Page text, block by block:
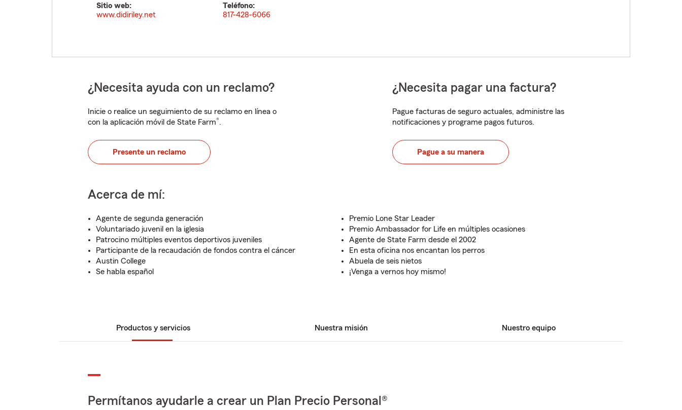
Sitio web:
www.didiriley.net
Teléfono:
817-428-6066
¿Necesita ayuda con un reclamo?
Inicie o realice un seguimiento de su reclamo en línea o
con la aplicación móvil de State Farm®.
Presente un reclamo
¿Necesita pagar una factura?
Pague facturas de seguro actuales, administre las
notificaciones y programe pagos futuros.
Pague a su manera
Acerca de mí:
Agente de segunda generación
Voluntariado juvenil en la iglesia
Patrocino múltiples eventos deportivos juveniles
Participante de la recaudación de fondos contra el cáncer
Austin College
Se habla español
Premio Lone Star Leader
Premio Ambassador for Life en múltiples ocasiones
Agente de State Farm desde el 2002
En esta oficina nos encantan los perros
Abuela de seis nietos
¡Venga a vernos hoy mismo!
Productos y servicios Nuestra misión Nuestro equipo
Permítanos ayudarle a crear un Plan Precio Personal®